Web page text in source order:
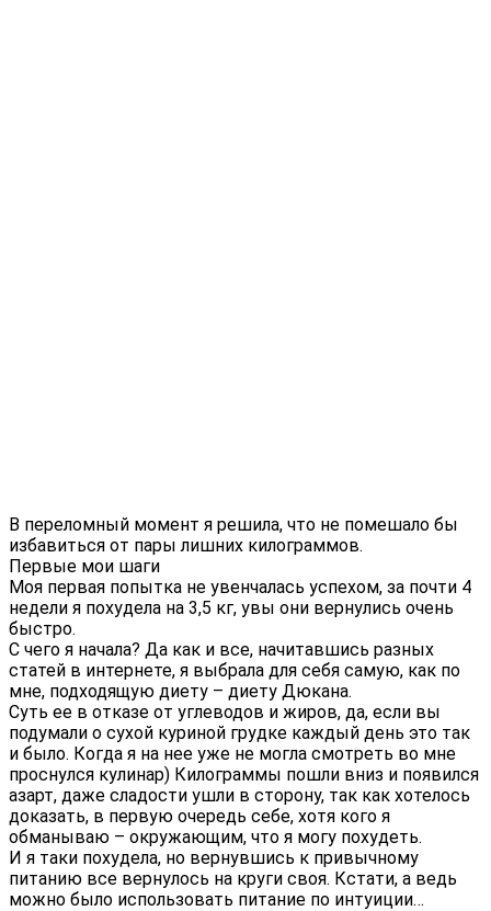
В переломный момент я решила, что не помешало бы
избавиться от пары лишних килограммов.
Первые мои шаги
Моя первая попытка не увенчалась успехом, за почти 4
недели я похудела на 3,5 кг, увы они вернулись очень
быстро.
С чего я начала? Да как и все, начитавшись разных
статей в интернете, я выбрала для себя самую, как по
мне, подходящую диету – диету Дюкана.
Суть ее в отказе от углеводов и жиров, да, если вы
подумали о сухой куриной грудке каждый день это так
и было. Когда я на нее уже не могла смотреть во мне
проснулся кулинар) Килограммы пошли вниз и появился
азарт, даже сладости ушли в сторону, так как хотелось
доказать, в первую очередь себе, хотя кого я
обманываю – окружающим, что я могу похудеть.
И я таки похудела, но вернувшись к привычному
питанию все вернулось на круги своя. Кстати, а ведь
можно было использовать питание по интуиции…